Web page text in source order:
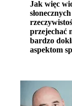
Jak więc
przejechać
bardzo
aspektom